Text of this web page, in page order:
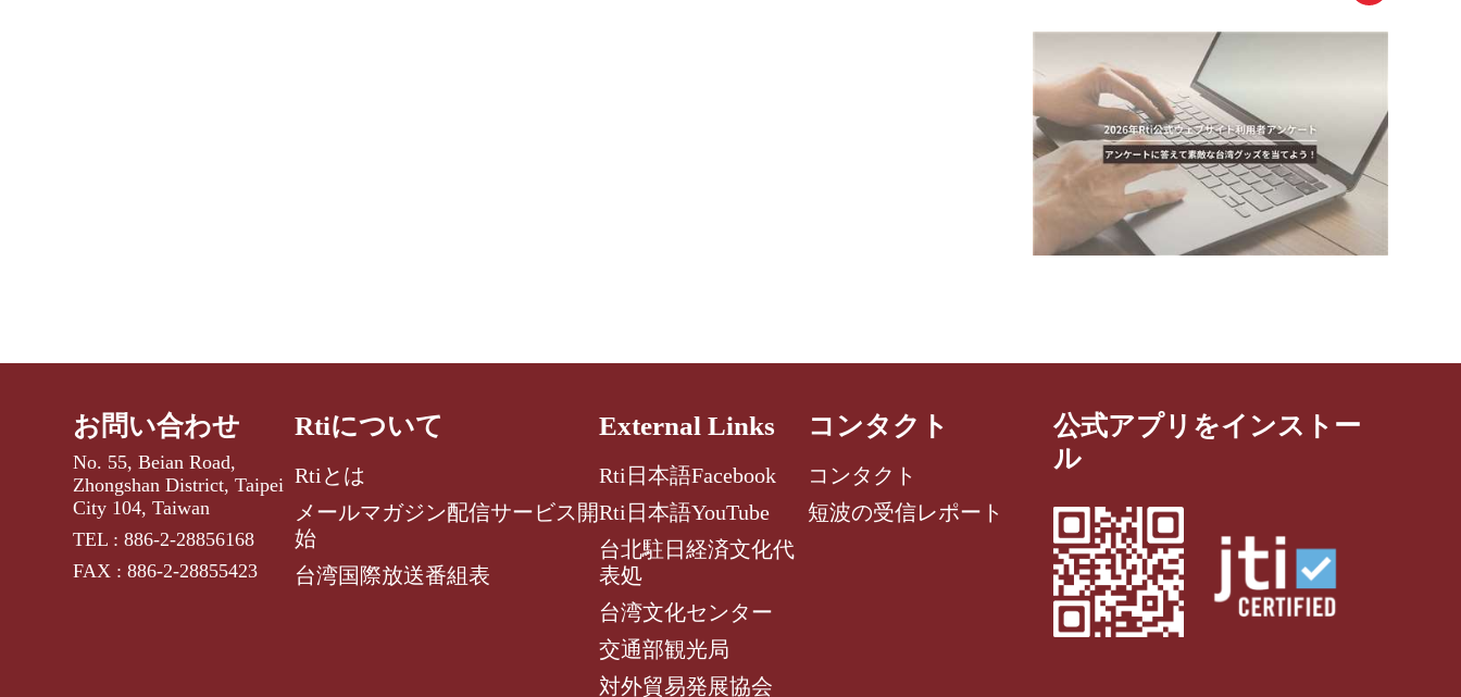
お問い合わせ
No. 55, Beian Road,
Zhongshan District, Taipei
City 104, Taiwan
TEL : 886-2-28856168
FAX : 886-2-28855423
Rtiについて
Rtiとは
メールマガジン配信サービス開
始
台湾国際放送番組表
External Links
Rti日本語Facebook
Rti日本語YouTube
台北駐日経済文化代
表処
台湾文化センター
交通部観光局
対外貿易発展協会
コンタクト
コンタクト
短波の受信レポート
公式アプリをインストー
ル